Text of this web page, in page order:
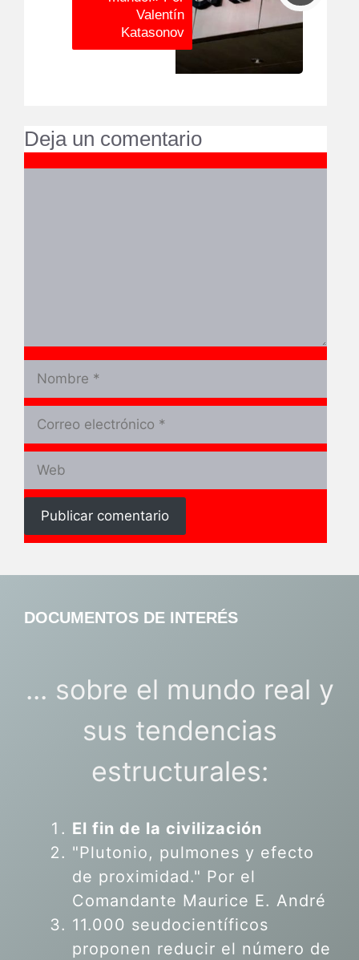
Valentín
Katasonov
Deja un comentario
Nombre
Correo
Web
DOCUMENTOS DE INTERÉS
... sobre el mundo real y
sus tendencias
estructurales:
El fin de la civilización
"Plutonio, pulmones y efecto
de proximidad." Por el
Comandante Maurice E. André
11.000 seudocientíficos
proponen reducir el número de